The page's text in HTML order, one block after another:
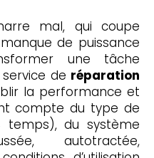
mal, qui coupe
de puissance
une tâche
de réparation
la performance et
compte du type de
du système
autotractée,